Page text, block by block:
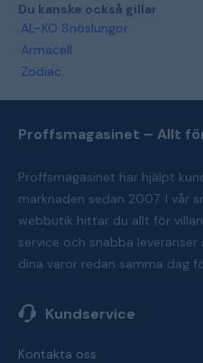
Du kanske också gillar
AL-KO Snöslungor
Armacell
Zodiac
Proffsmagasinet – Allt
Proffsmagasinet har hjälpt
marknaden sedan 2007. I vår
webbutik hittar du allt för
service och snabba
dina varor redan samma dag
Kundservice
Kontakta oss